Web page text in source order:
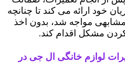
خود ارائه می کند تا چنانچه
مواجه شد، بدون اخذ
مشکل اقدام کند.
لوازم خانگی ال جی در